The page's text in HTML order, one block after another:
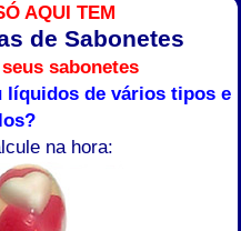
AQUI TEM
de Sabonetes
sabonetes
líquidos de vários tipos e
na hora: